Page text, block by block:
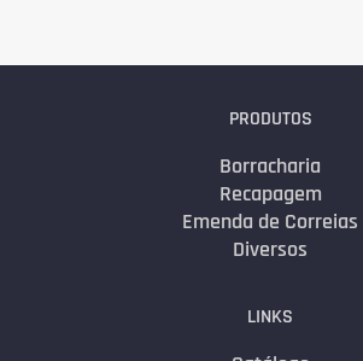
PRODUTOS
Borracharia
Recapagem
Emenda de Correias
Diversos
LINKS